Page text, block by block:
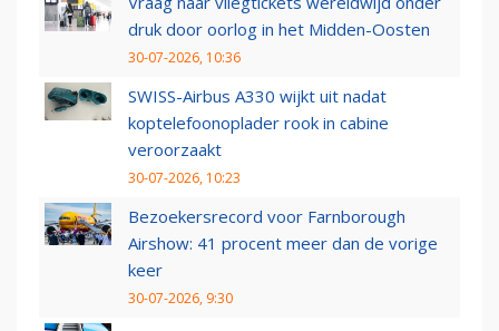
druk door oorlog in het Midden-Oosten
30-07-2026, 10:36
SWISS-Airbus A330 wijkt uit nadat
koptelefoonoplader rook in cabine
veroorzaakt
30-07-2026, 10:23
Bezoekersrecord voor Farnborough
Airshow: 41 procent meer dan de vorige
keer
30-07-2026, 9:30